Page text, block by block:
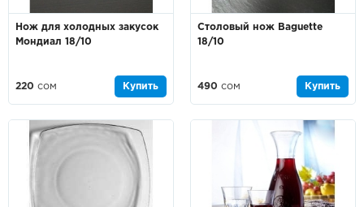
Нож для холодных закусок
Мондиал 18/10
220 сом Купить
Cтоловый нож Baguette
18/10
490 сом Купить